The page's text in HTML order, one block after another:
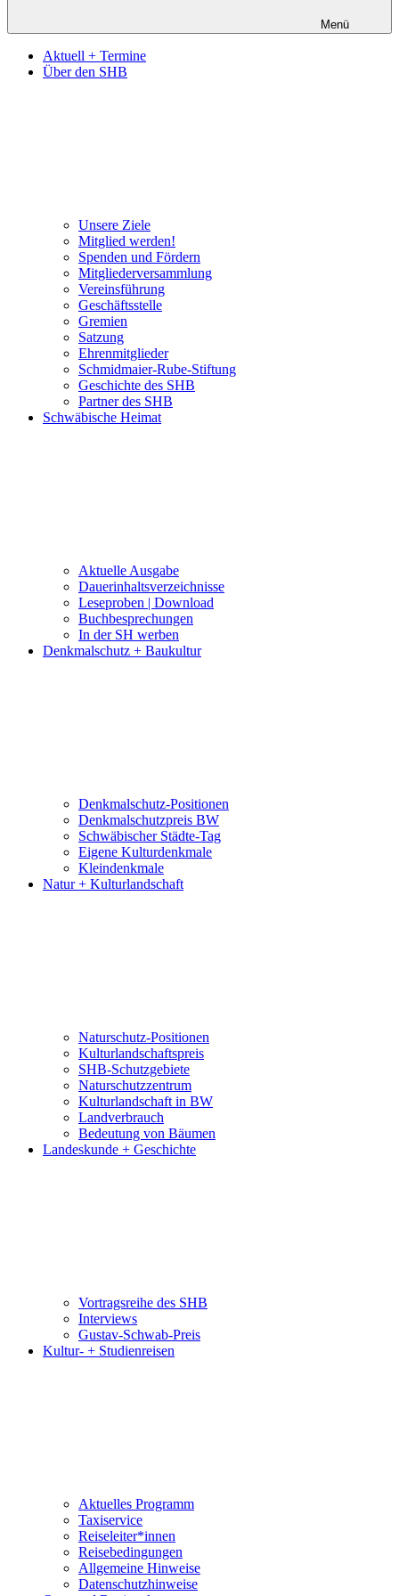
Menü
Aktuell + Termine
Über den SHB
Unsere Ziele
Mitglied werden!
Spenden und Fördern
Mitgliederversammlung
Vereinsführung
Geschäftsstelle
Gremien
Satzung
Ehrenmitglieder
Schmidmaier-Rube-Stiftung
Geschichte des SHB
Partner des SHB
Schwäbische Heimat
Aktuelle Ausgabe
Dauerinhaltsverzeichnisse
Leseproben | Download
Buchbesprechungen
In der SH werben
Denkmalschutz + Baukultur
Denkmalschutz-Positionen
Denkmalschutzpreis BW
Schwäbischer Städte-Tag
Eigene Kulturdenkmale
Kleindenkmale
Natur + Kulturlandschaft
Naturschutz-Positionen
Kulturlandschaftspreis
SHB-Schutzgebiete
Naturschutzzentrum
Kulturlandschaft in BW
Landverbrauch
Bedeutung von Bäumen
Landeskunde + Geschichte
Vortragsreihe des SHB
Interviews
Gustav-Schwab-Preis
Kultur- + Studienreisen
Aktuelles Programm
Taxiservice
Reiseleiter*innen
Reisebedingungen
Allgemeine Hinweise
Datenschutzhinweise